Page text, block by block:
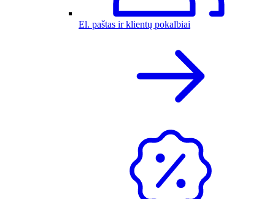
El. paštas ir klientų pokalbiai